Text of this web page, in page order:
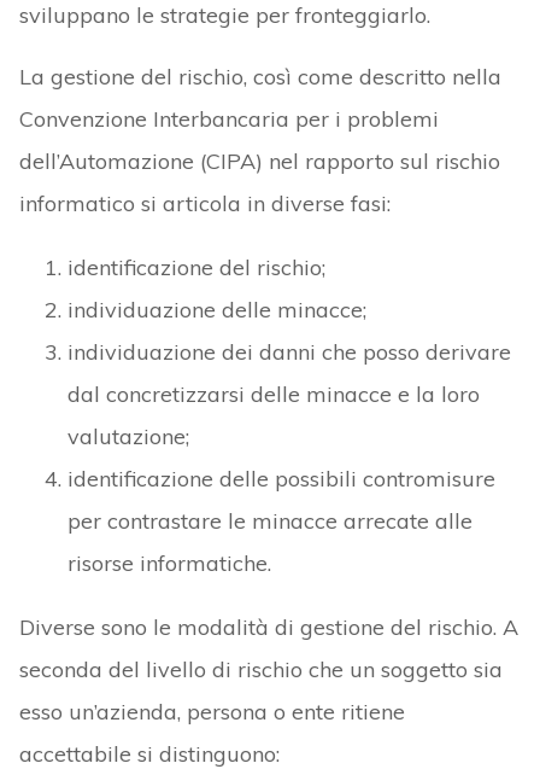
sviluppano le strategie per fronteggiarlo.
La gestione del rischio, così come descritto nella
Convenzione Interbancaria per i problemi
dell’Automazione (CIPA) nel rapporto sul rischio
informatico si articola in diverse fasi:
identificazione del rischio;
individuazione delle minacce;
individuazione dei danni che posso derivare
dal concretizzarsi delle minacce e la loro
valutazione;
identificazione delle possibili contromisure
per contrastare le minacce arrecate alle
risorse informatiche.
Diverse sono le modalità di gestione del rischio. A
seconda del livello di rischio che un soggetto sia
esso un’azienda, persona o ente ritiene
accettabile si distinguono: